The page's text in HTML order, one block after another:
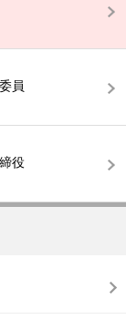
員
役